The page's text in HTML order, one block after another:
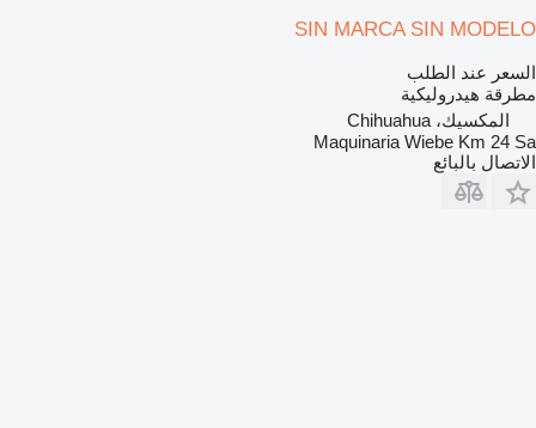
SIN MARCA SIN MODELO
السعر عند الطلب
مطرقة هيدروليكية
المكسيك، Chihuahua
Maquinaria Wiebe Km 24 Sa
الاتصال بالبائع